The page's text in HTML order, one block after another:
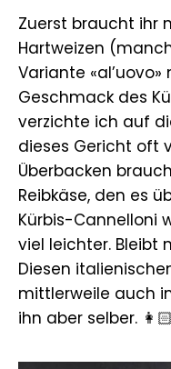
Zuerst braucht ihr
Hartweizen
Variante
Geschmack des
verzichte ich auf
dieses Gericht oft
Überbacken
Reibkäse, den es
Kürbis-Cannelloni
viel leichter. Bleibt
Diesen
mittlerweile auch
ihn aber selber.